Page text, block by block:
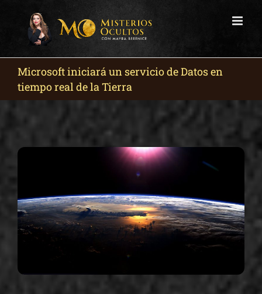
Microsoft iniciará un servicio de Datos en
tiempo real de la Tierra